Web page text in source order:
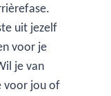
uit jezelf
voor je
je van
voor jou of